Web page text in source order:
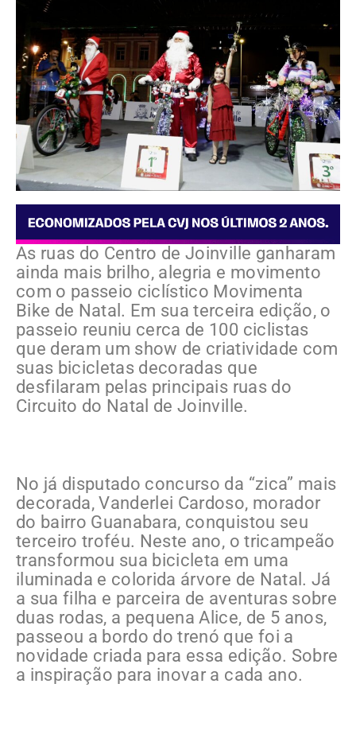
As ruas do Centro de Joinville ganharam
ainda mais brilho, alegria e movimento
com o passeio ciclístico Movimenta
Bike de Natal. Em sua terceira edição, o
passeio reuniu cerca de 100 ciclistas
que deram um show de criatividade com
suas bicicletas decoradas que
desfilaram pelas principais ruas do
Circuito do Natal de Joinville.
No já disputado concurso da “zica” mais
decorada, Vanderlei Cardoso, morador
do bairro Guanabara, conquistou seu
terceiro troféu. Neste ano, o tricampeão
transformou sua bicicleta em uma
iluminada e colorida árvore de Natal. Já
a sua filha e parceira de aventuras sobre
duas rodas, a pequena Alice, de 5 anos,
passeou a bordo do trenó que foi a
novidade criada para essa edição. Sobre
a inspiração para inovar a cada ano.